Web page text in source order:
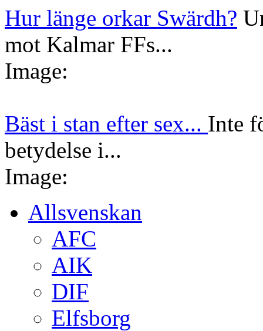
Hur länge orkar Swärdh?
mot Kalmar FFs...
Image:
Bäst i stan efter sex... Inte
betydelse i...
Image:
Allsvenskan
AFC
AIK
DIF
Elfsborg